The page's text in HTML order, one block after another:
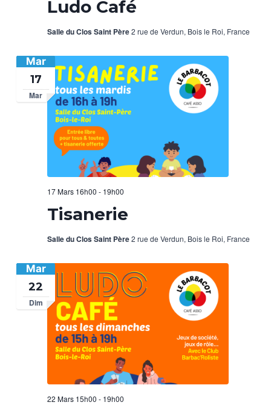
Ludo Café
Salle du Clos Saint Père2 rue de Verdun, Bois le Roi, France
Mar
17
Mar
Tisanerie
17 Mars 16h00 - 19h00
Salle du Clos Saint Père2 rue de Verdun, Bois le Roi, France
Mar
22
Dim
22 Mars 15h00 - 19h00